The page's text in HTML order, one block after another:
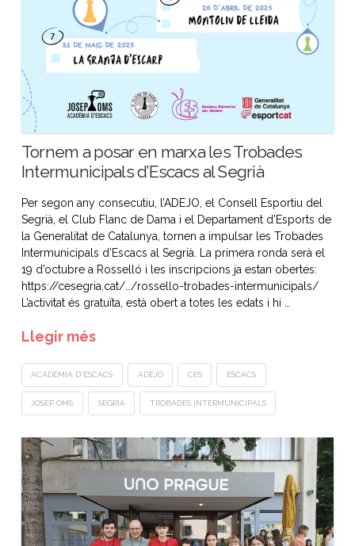
Tornem a posar en marxa les Trobades
Intermunicipals d’Escacs al Segrià
Per segon any consecutiu, l’ADEJO, el Consell Esportiu del
Segrià, el Club Flanc de Dama i el Departament d’Esports de
la Generalitat de Catalunya, tornen a impulsar les Trobades
Intermunicipals d’Escacs al Segrià. La primera ronda serà el
19 d’octubre a Rosselló i les inscripcions ja estan obertes:
https://cesegria.cat/…/rossello-trobades-intermunicipals/
L’activitat és gratuïta, està obert a totes les edats i hi …
Llegir més
ACADÈMIA D'ESCACS ADEJO CES ESCACS
JOSEP OMS SEGRIÀ TROBADES INTERMUNICIPALS